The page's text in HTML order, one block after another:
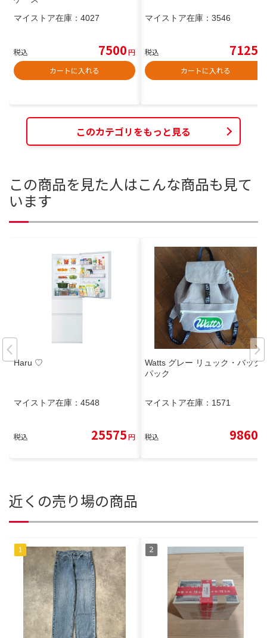
マイストア在庫： 4027
税込 7500円
カートに入れる
マイストア在庫： 3546
税込 7125
カートに入れる
このカテゴリをもっと見る
この商品を見た人はこんな商品も見て
います
Haru ♡
マイストア在庫： 4548
税込 25575円
Watts グレー リュック・バック
パック
マイストア在庫： 1571
税込 9860
近くの売り場の商品